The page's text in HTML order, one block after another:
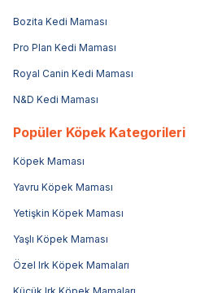
Bozita Kedi Maması
Pro Plan Kedi Maması
Royal Canin Kedi Maması
N&D Kedi Maması
Popüler Köpek Kategorileri
Köpek Maması
Yavru Köpek Maması
Yetişkin Köpek Maması
Yaşlı Köpek Maması
Özel Irk Köpek Mamaları